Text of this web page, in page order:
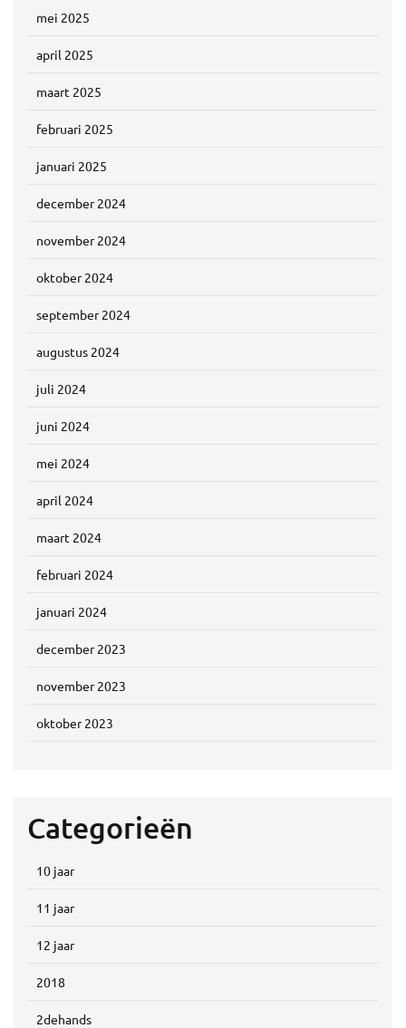
mei 2025
april 2025
maart 2025
februari 2025
januari 2025
december 2024
november 2024
oktober 2024
september 2024
augustus 2024
juli 2024
juni 2024
mei 2024
april 2024
maart 2024
februari 2024
januari 2024
december 2023
november 2023
oktober 2023
Categorieën
10 jaar
11 jaar
12 jaar
2018
2dehands